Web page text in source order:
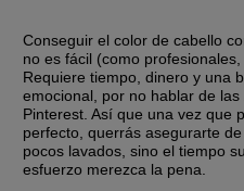
Conseguir el color de cabello
no es fácil (como
Requiere tiempo, dinero y una
emocional, por no hablar de las
Pinterest. Así que una vez que
perfecto, querrás asegurarte
pocos lavados, sino el tiempo
esfuerzo merezca la pena.